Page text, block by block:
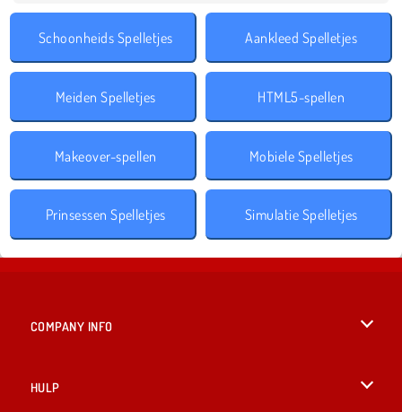
Schoonheids Spelletjes Aankleed Spelletjes
Meiden Spelletjes HTML5-spellen
Makeover-spellen Mobiele Spelletjes
Prinsessen Spelletjes Simulatie Spelletjes
COMPANY INFO
HULP